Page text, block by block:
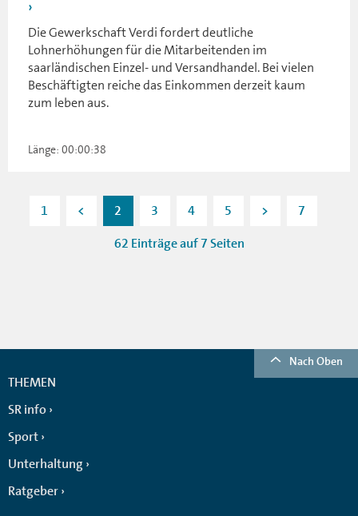
Die Gewerkschaft Verdi fordert deutliche
Lohnerhöhungen für die Mitarbeitenden im
saarländischen Einzel- und Versandhandel. Bei vielen
Beschäftigten reiche das Einkommen derzeit kaum
zum leben aus.
Länge: 00:00:38
1 < 2 3 4 5 > 7
62 Einträge auf 7 Seiten
Nach Oben
THEMEN
SR info
Sport
Unterhaltung
Ratgeber